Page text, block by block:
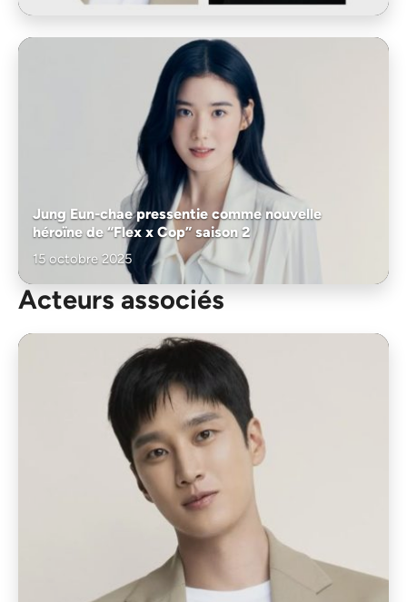
Jung Eun-chae pressentie comme nouvelle
héroïne de “Flex x Cop” saison 2
15 octobre 2025
Acteurs associés